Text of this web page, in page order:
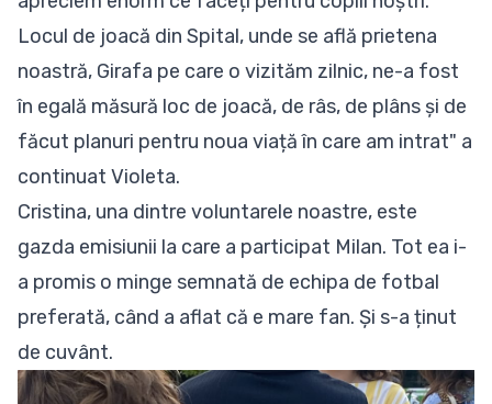
Locul de joacă din Spital, unde se află prietena
noastră, Girafa pe care o vizităm zilnic, ne-a fost
în egală măsură loc de joacă, de râs, de plâns și de
făcut planuri pentru noua viață în care am intrat" a
continuat Violeta.
Cristina, una dintre voluntarele noastre, este
gazda emisiunii la care a participat Milan. Tot ea i-
a promis o minge semnată de echipa de fotbal
preferată, când a aflat că e mare fan. Și s-a ținut
de cuvânt.